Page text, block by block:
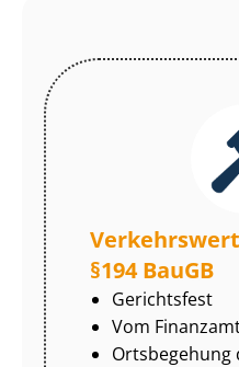
§194 BauGB
Gerichtsfest
Vom